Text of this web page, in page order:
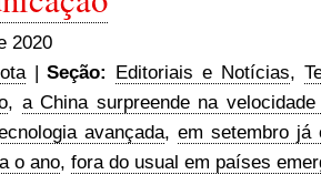
2020
|Seção: Editoriais e Notícias,
, a China surpreende na
avançada, em setembro já
o ano, fora do usual em países